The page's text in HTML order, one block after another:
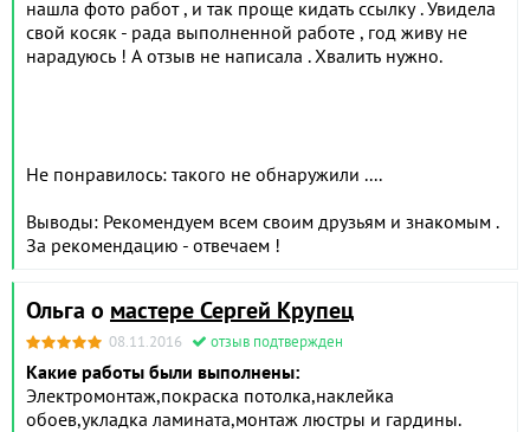
нашла фото работ , и так проще кидать ссылку . Увидела
свой косяк - рада выполненной работе , год живу не
нарадуюсь ! А отзыв не написала . Хвалить нужно.
Не понравилось: такого не обнаружили ....
Выводы: Рекомендуем всем своим друзьям и знакомым .
За рекомендацию - отвечаем !
Ольга о мастере Сергей Крупец
08.11.2016 отзыв подтвержден
Какие работы были выполнены:
Электромонтаж,покраска потолка,наклейка
обоев,укладка ламината,монтаж люстры и гардины.